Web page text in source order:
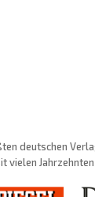
deutschen
vielen